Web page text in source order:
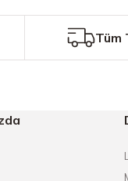
Tüm